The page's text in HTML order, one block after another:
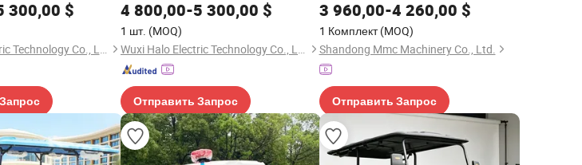
фарами
300,00 $
Wuxi Halo Electric Technology Co., Ltd.
прочным грузовым ящиком
4 800,00-5 300,00 $
1 шт. (MOQ)
Wuxi Halo Electric Technology Co., Ltd.
Отправить Запрос
2+2 местный 6 местный клубный
автомобиль на продажу
3 960,00-4 260,00 $
1 Комплект (MOQ)
Shandong Mmc Machinery Co., Ltd.
Отправить Запрос